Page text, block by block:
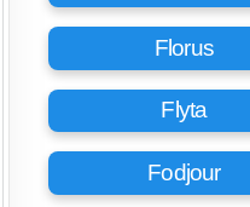
Florus
Flyta
Fodjour